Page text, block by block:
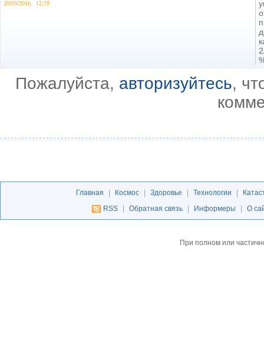
20/03/2016, 12:35
Пожалуйста, авторизуйтесь,
Главная | Космос | Здоровье | Технологии |
RSS
| Обратная связь | Информеры | О
При полном или